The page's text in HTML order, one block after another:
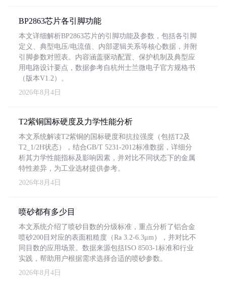
BP2863芯片各引脚功能
本文详细解析BP2863芯片的引脚功能及参数，包括各引脚
定义、典型电压/电流值、内部逻辑关系等核心数据，并附
引脚参数对照表。内容涵盖驱动配置、保护机制及典型应
用电路设计要点，数据参考自杭州士兰微电子官方规格书
（版本V1.2）。
2026年8月4日
T2紫铜国标硬度及力学性能分析
本文系统解读T2紫铜的国标硬度和抗拉强度（包括T2及
T2_1/2H状态），结合GB/T 5231-2012标准数据，详细分
析其力学性能指标及影响因素，并对比不同状态下的金属
特性差异，为工业选材提供参考。
2026年8月4日
喷砂都有多少目
本文系统介绍了喷砂目数的分级标准，重点分析了铝合金
喷砂200目对应的表面粗糙度（Ra 3.2-6.3μm），并对比不
同目数的应用场景。数据来源包括ISO 8503-1标准和行业
实践，帮助用户根据需求选择合适的喷砂参数。
2026年8月4日